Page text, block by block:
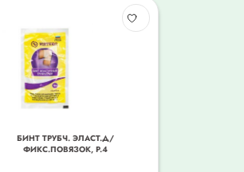
БИНТ ТРУБЧ. ЭЛАСТ.Д/
ФИКС.ПОВЯЗОК, Р.4